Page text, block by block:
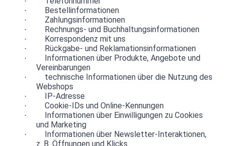
· Bestellinformationen
· Zahlungsinformationen
· Rechnungs- und Buchhaltungsinformationen
· Korrespondenz mit uns
· Rückgabe- und Reklamationsinformationen
·
Informationen über Produkte, Angebote und
Vereinbarungen
·
technische Informationen über die Nutzung des
Webshops
· IP-Adresse
· Cookie-IDs und Online-Kennungen
·
Informationen über Einwilligungen zu Cookies
und Marketing
·
Informationen über Newsletter-Interaktionen,
z. B. Öffnungen und Klicks